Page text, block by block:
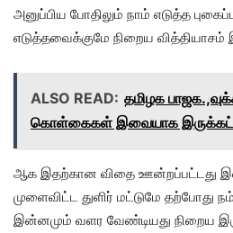
அனுப்பிய போதிலும் நாம் எடுத்த
எடுத்தவைக்குமே நிறைய வித்தியாசம்
ALSO READ: தமிழக
கொள்கைகள் இவையாக
ஆக இதற்கான விதை ஊன்றப்பட்டது
முளைவிட்ட துளிர் மட்டுமே தற்போது
இன்னமும் வளர வேண்டியது நிறைய